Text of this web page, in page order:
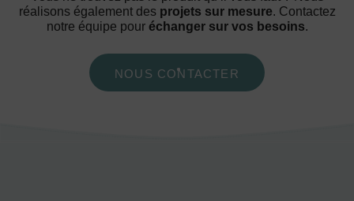
réalisons également des projets sur mesure. Contactez
notre équipe pour échanger sur vos besoins.
NOUS CONTACTER